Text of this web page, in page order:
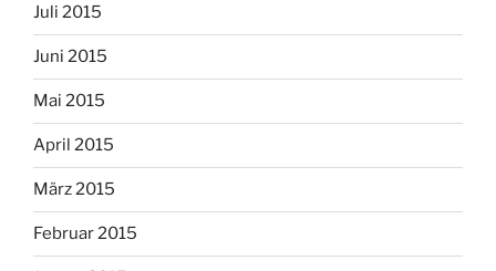
Juli 2015
Juni 2015
Mai 2015
April 2015
März 2015
Februar 2015